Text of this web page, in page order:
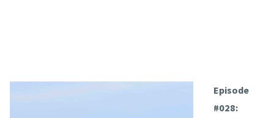
Episode
#028: